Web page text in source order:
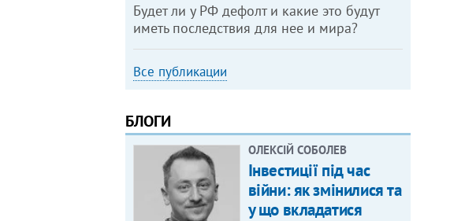
Будет ли у РФ дефолт и какие это будут
иметь последствия для нее и мира?
Все публикации
БЛОГИ
ОЛЕКСІЙ СОБОЛЕВ
Інвестиції під час
війни: як змінилися та
у що вкладатися